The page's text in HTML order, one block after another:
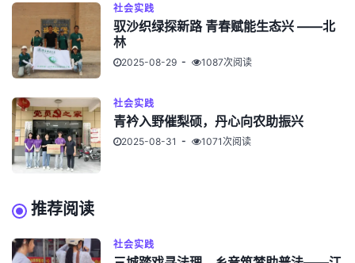
社会实践
驭沙织绿探新路 青春赋能生态兴 ——北
林
2025-08-29 1087次阅读
社会实践
青衿入野催梨硕，丹心向农助振兴
2025-08-31 1071次阅读
推荐阅读
社会实践